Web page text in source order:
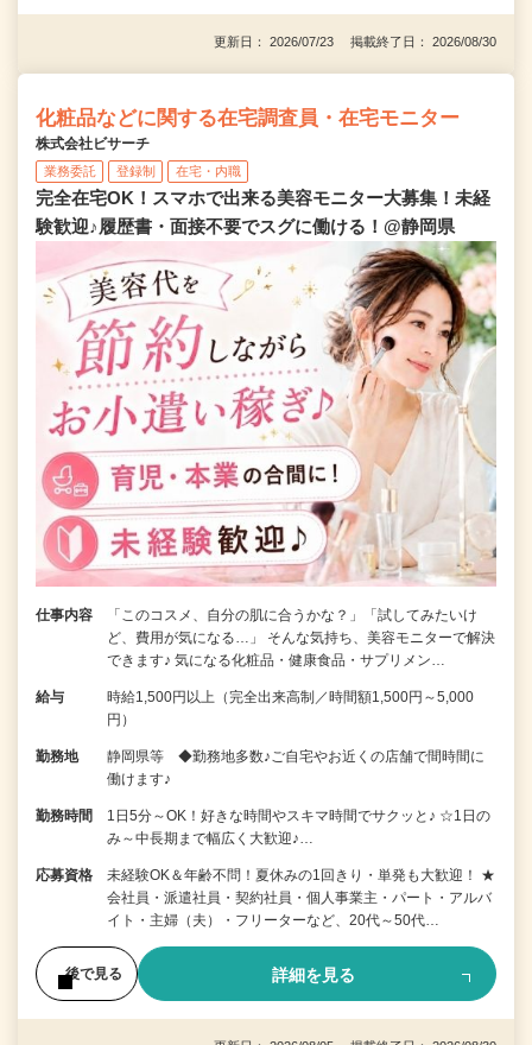
更新日： 2026/07/23 掲載終了日： 2026/08/30
化粧品などに関する在宅調査員・在宅モニター
株式会社ビサーチ
業務委託 登録制 在宅・内職
完全在宅OK！スマホで出来る美容モニター大募集！未経
験歓迎♪履歴書・面接不要でスグに働ける！@静岡県
仕事内容
「このコスメ、自分の肌に合うかな？」「試してみたいけ
ど、費用が気になる…」 そんな気持ち、美容モニターで解決
できます♪ 気になる化粧品・健康食品・サプリメン…
給与
時給1,500円以上（完全出来高制／時間額1,500円～5,000
円）
勤務地
静岡県等 ◆勤務地多数♪ご自宅やお近くの店舗で間時間に
働けます♪
勤務時間
1日5分～OK！好きな時間やスキマ時間でサクッと♪ ☆1日の
み～中長期まで幅広く大歓迎♪…
応募資格
未経験OK＆年齢不問！夏休みの1回きり・単発も大歓迎！ ★
会社員・派遣社員・契約社員・個人事業主・パート・アルバ
イト・主婦（夫）・フリーターなど、20代～50代…
後で見る 詳細を見る